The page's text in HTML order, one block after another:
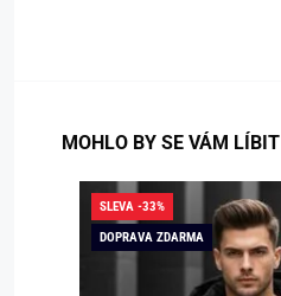
MOHLO BY SE VÁM LÍBIT
SLEVA -33%
DOPRAVA ZDARMA